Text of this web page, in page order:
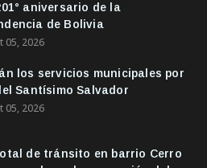
aniversario de la
de Bolivia
05, 2026
los servicios municipales por
Santísimo Salvador
05, 2026
de tránsito en barrio Cerro